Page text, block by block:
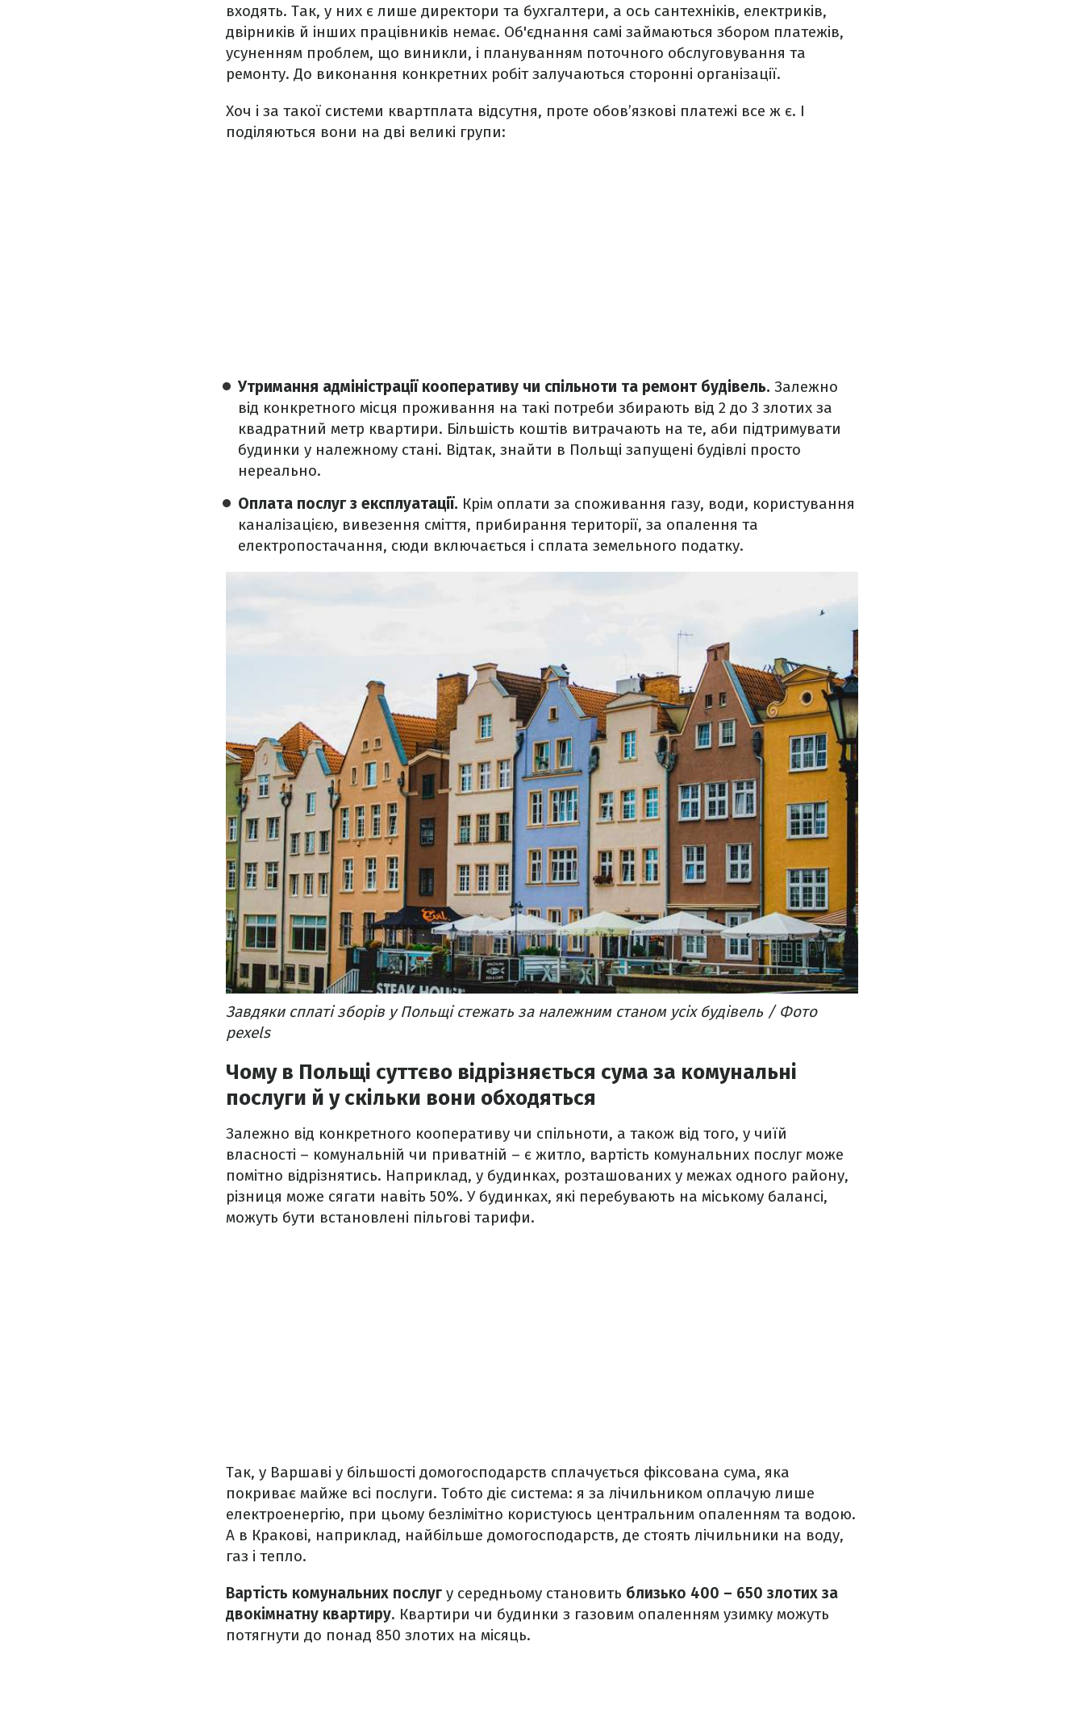
входять. Так, у них є лише директори та бухгалтери, а ось сантехніків, електриків,
двірників й інших працівників немає. Об'єднання самі займаються збором платежів,
усуненням проблем, що виникли, і плануванням поточного обслуговування та
ремонту. До виконання конкретних робіт залучаються сторонні організації.
Хоч і за такої системи квартплата відсутня, проте обов’язкові платежі все ж є. І
поділяються вони на дві великі групи:
Утримання адміністрації кооперативу чи спільноти та ремонт будівель. Залежно
від конкретного місця проживання на такі потреби збирають від 2 до 3 злотих за
квадратний метр квартири. Більшість коштів витрачають на те, аби підтримувати
будинки у належному стані. Відтак, знайти в Польщі запущені будівлі просто
нереально.
Оплата послуг з експлуатації. Крім оплати за споживання газу, води, користування
каналізацією, вивезення сміття, прибирання території, за опалення та
електропостачання, сюди включається і сплата земельного податку.
Завдяки сплаті зборів у Польщі стежать за належним станом усіх будівель / Фото
pexels
Чому в Польщі суттєво відрізняється сума за комунальні
послуги й у скільки вони обходяться
Залежно від конкретного кооперативу чи спільноти, а також від того, у чиїй
власності – комунальній чи приватній – є житло, вартість комунальних послуг може
помітно відрізнятись. Наприклад, у будинках, розташованих у межах одного району,
різниця може сягати навіть 50%. У будинках, які перебувають на міському балансі,
можуть бути встановлені пільгові тарифи.
Так, у Варшаві у більшості домогосподарств сплачується фіксована сума, яка
покриває майже всі послуги. Тобто діє система: я за лічильником оплачую лише
електроенергію, при цьому безлімітно користуюсь центральним опаленням та водою.
А в Кракові, наприклад, найбільше домогосподарств, де стоять лічильники на воду,
газ і тепло.
Вартість комунальних послуг у середньому становить близько 400 – 650 злотих за
двокімнатну квартиру. Квартири чи будинки з газовим опаленням узимку можуть
потягнути до понад 850 злотих на місяць.